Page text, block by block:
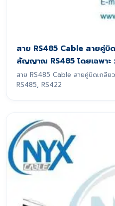
สาย RS485 Cable สายคู่บิ
สัญญาณ RS485 โดยเฉพาะ
สาย RS485 Cable สายคู่บิดเก
RS485, RS422